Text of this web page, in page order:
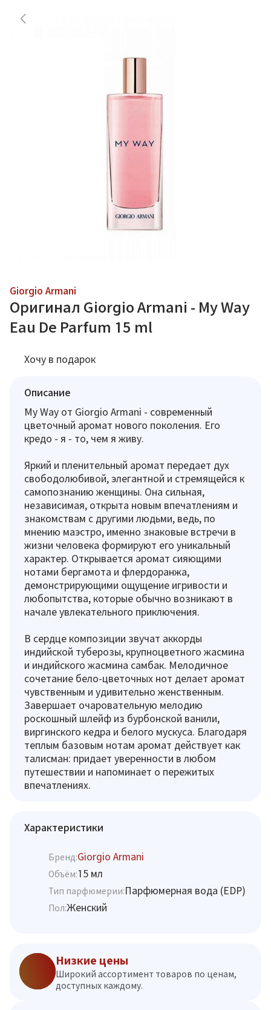
Giorgio Armani
Оригинал Giorgio Armani - My Way
Eau De Parfum 15 ml
Хочу в подарок
Описание
My Way от Giorgio Armani - современный
цветочный аромат нового поколения. Его
кредо - я - то, чем я живу.
Яркий и пленительный аромат передает дух
свободолюбивой, элегантной и стремящейся к
самопознанию женщины. Она сильная,
независимая, открыта новым впечатлениям и
знакомствам с другими людьми, ведь, по
мнению маэстро, именно знаковые встречи в
жизни человека формируют его уникальный
характер. Открывается аромат сияющими
нотами бергамота и флердоранжа,
демонстрирующими ощущение игривости и
любопытства, которые обычно возникают в
начале увлекательного приключения.
В сердце композиции звучат аккорды
индийской туберозы, крупноцветного жасмина
и индийского жасмина самбак. Мелодичное
сочетание бело-цветочных нот делает аромат
чувственным и удивительно женственным.
Завершает очаровательную мелодию
роскошный шлейф из бурбонской ванили,
виргинского кедра и белого мускуса. Благодаря
теплым базовым нотам аромат действует как
талисман: придает уверенности в любом
путешествии и напоминает о пережитых
впечатлениях.
Характеристики
Бренд:Giorgio Armani
Объём:15 мл
Тип парфюмерии:Парфюмерная вода (EDP)
Пол:Женский
Низкие цены
Широкий ассортимент товаров по ценам,
доступных каждому.